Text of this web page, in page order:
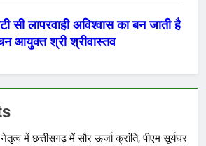
में छत्तीसगढ़ में सौर ऊर्जा क्रांति, पीएम सूर्यघर